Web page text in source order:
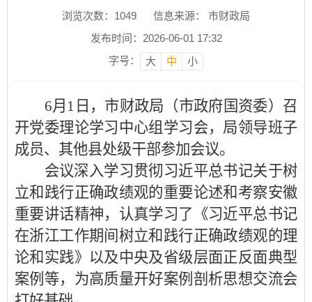
浏览次数： 1049
信息来源： 市财政局
发布时间：2026-06-01 17:32
字号：
大 中 小
6月1日，市财政局（市政府国资委）召
开党委理论学习中心组学习会，局领导班子
成员、其他县处级干部参加会议。
会议深入学习贯彻习近平总书记关于树
立和践行正确政绩观的重要论述和考察安徽
重要讲话精神，认真学习了《习近平总书记
在浙江工作期间树立和践行正确政绩观的理
论和实践》以及中央及省级层面正反面典型
案例等，为高质量开好案例剖析思想交流会